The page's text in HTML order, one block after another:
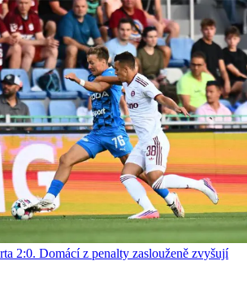
2:0. Domácí z penalty zaslouženě zvyšují